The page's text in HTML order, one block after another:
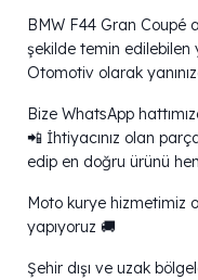
BMW F44 Gran Coupé
şekilde temin edilebilen
Otomotiv olarak
Bize WhatsApp
📲 İhtiyacınız olan
edip en doğru ürünü
Moto kurye hizmetimiz
yapıyoruz 🚚
Şehir dışı ve uzak